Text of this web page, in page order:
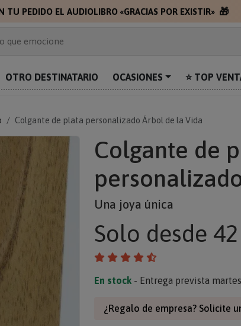
TU PEDIDO EL AUDIOLIBRO «GRACIAS POR EXISTIR» 🎁
que emocione
para sorprender
OTRO DESTINATARIO OCASIONES ⭐ TOP
Colgante de plata personalizado Árbol de la Vida
Colgante de
Una joya única
Solo desde
En stock - Entrega prevista
¿Regalo de empresa? Solicite